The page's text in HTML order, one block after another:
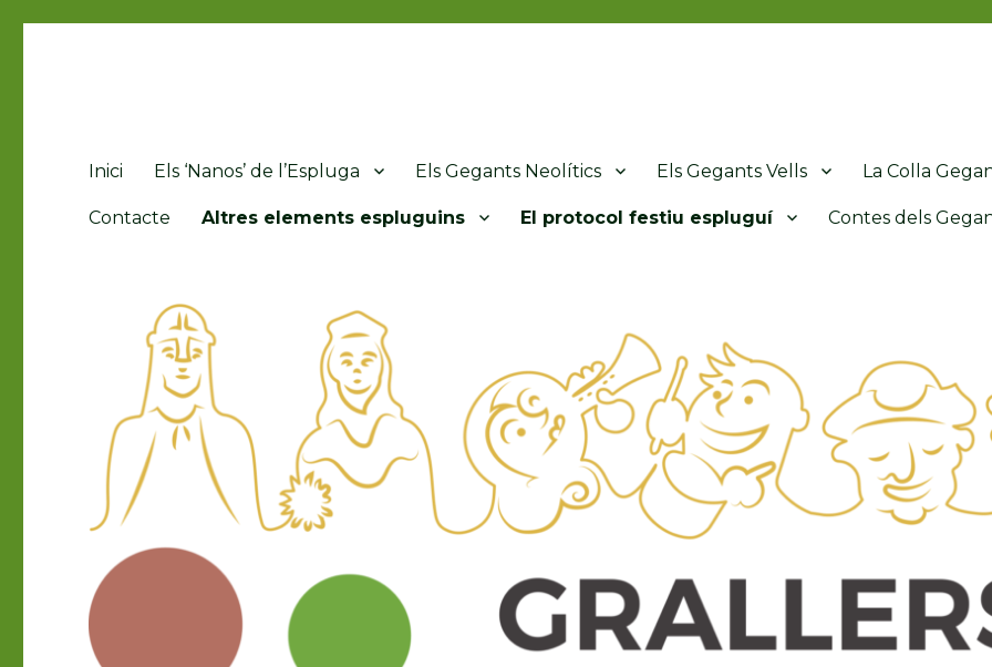
Inici Els ‘Nanos’ de l’Espluga Els Gegants Neolítics Els Gegants Vells La Colla
Contacte Altres elements espluguins El protocol festiu espluguí Contes dels